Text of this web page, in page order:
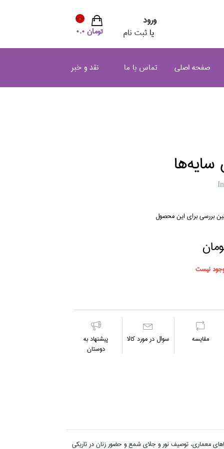
ورود
یا ثبت نام تومان 0.0
0
صفحه اصلی تماس با ما نقد و خبر
بررسی برای این محصول
نیست
مقايسه سوال در مورد كالا
پیشنهاد به
دوستان
معماري، توصيف نور و جلاي شمع و حضور زنان در تاريكي